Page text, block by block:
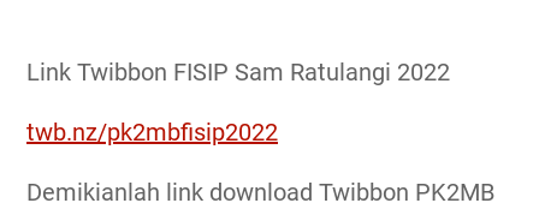
Link Twibbon FISIP Sam Ratulangi 2022
twb.nz/pk2mbfisip2022
Demikianlah link download Twibbon PK2MB